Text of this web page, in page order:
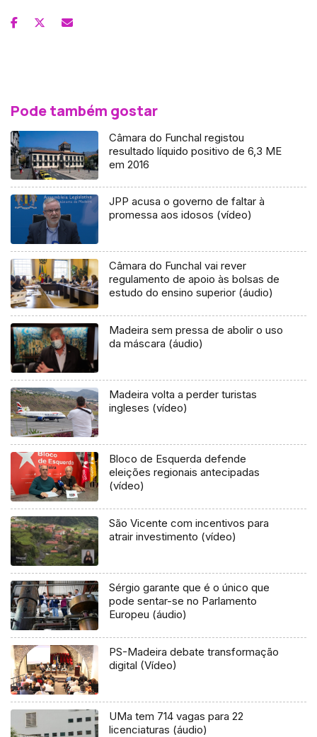
Pode também gostar
Câmara do Funchal registou
resultado líquido positivo de 6,3 ME
em 2016
JPP acusa o governo de faltar à
promessa aos idosos (vídeo)
Câmara do Funchal vai rever
regulamento de apoio às bolsas de
estudo do ensino superior (áudio)
Madeira sem pressa de abolir o uso
da máscara (áudio)
Madeira volta a perder turistas
ingleses (vídeo)
Bloco de Esquerda defende
eleições regionais antecipadas
(vídeo)
São Vicente com incentivos para
atrair investimento (vídeo)
Sérgio garante que é o único que
pode sentar-se no Parlamento
Europeu (áudio)
PS-Madeira debate transformação
digital (Vídeo)
UMa tem 714 vagas para 22
licenciaturas (áudio)